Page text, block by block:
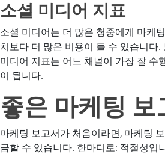
소셜 미디어 지표
소셜 미디어는 더 많은 청중에게 마케
치보다 더 많은 비용이 들 수 있습니다.
미디어 지표는 어느 채널이 가장 잘 수
이 됩니다.
좋은 마케팅
마케팅 보고서가 처음이라면, 마케팅
금할 수 있습니다. 한마디로: 적절성입